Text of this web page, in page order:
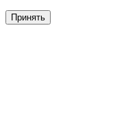
Принять